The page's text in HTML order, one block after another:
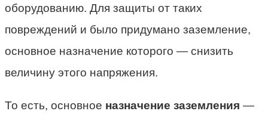
оборудованию. Для защиты от таких
повреждений и было придумано заземление,
основное назначение которого — снизить
величину этого напряжения.
То есть, основное назначение заземления —